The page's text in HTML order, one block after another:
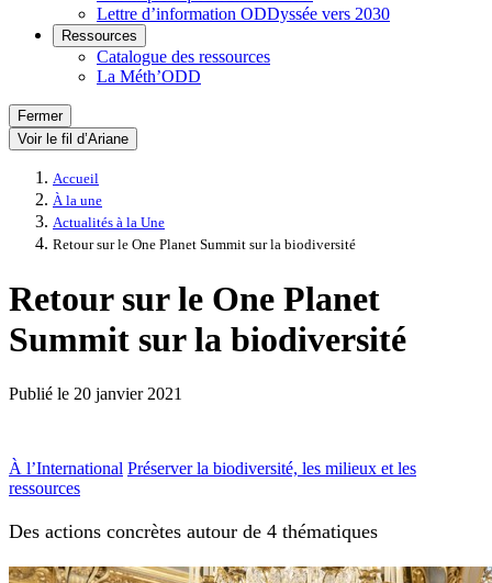
Lettre d’information ODDyssée vers 2030
Ressources
Catalogue des ressources
La Méth’ODD
Fermer
Voir le fil d’Ariane
Accueil
À la une
Actualités à la Une
Retour sur le One Planet Summit sur la biodiversité
Retour sur le One Planet
Summit sur la biodiversité
Publié le 20 janvier 2021
À l’International Préserver la biodiversité, les milieux et les
ressources
Des actions concrètes autour de 4 thématiques